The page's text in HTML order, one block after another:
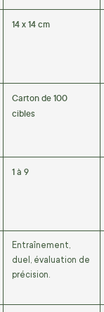
14 x 14 cm
Carton de 100
cibles
1 à 9
Entraînement,
duel, évaluation de
précision.